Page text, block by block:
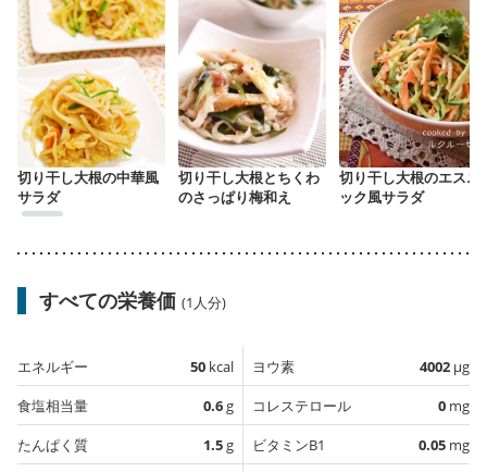
切り干し大根の中華風
サラダ
切り干し大根とちくわ
のさっぱり梅和え
切り干し大根のエスニ
ック風サラダ
すべての栄養価 (1人分)
エネルギー 50 kcal
食塩相当量
0.6g
たんぱく質
1.5g
ヨウ素 4002 µg
コレステロール
0 mg
ビタミンB1
0.05 mg